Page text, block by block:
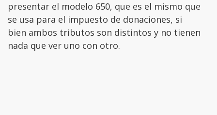
presentar el modelo 650, que es el mismo que
se usa para el impuesto de donaciones, si
bien ambos tributos son distintos y no tienen
nada que ver uno con otro.